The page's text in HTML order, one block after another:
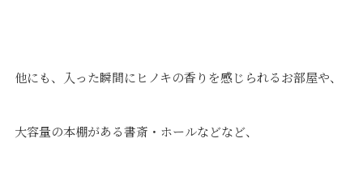
他にも、入った瞬間にヒノキの香りを感じられるお部屋や、
大容量の本棚がある書斎・ホールなどなど、